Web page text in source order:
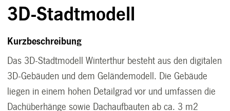
3D-Stadtmodell
Kurzbeschreibung
Das 3D-Stadtmodell Winterthur besteht aus den digitalen
3D-Gebäuden und dem Geländemodell. Die Gebäude
liegen in einem hohen Detailgrad vor und umfassen die
Dachüberhänge sowie Dachaufbauten ab ca. 3 m2